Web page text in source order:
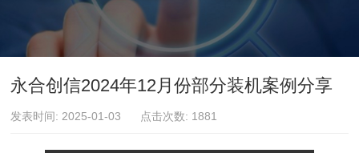
永合创信2024年12月份部分装机案例分享
发表时间: 2025-01-03 点击次数: 1881